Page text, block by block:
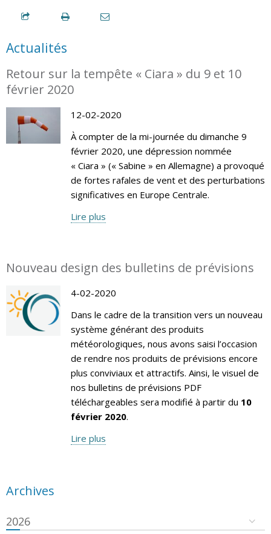
Actualités
Retour sur la tempête « Ciara » du 9 et 10
février 2020
12-02-2020
À compter de la mi-journée du dimanche 9
février 2020, une dépression nommée
« Ciara » (« Sabine » en Allemagne) a provoqué
de fortes rafales de vent et des perturbations
significatives en Europe Centrale.
Lire plus
Nouveau design des bulletins de prévisions
4-02-2020
Dans le cadre de la transition vers un nouveau
système générant des produits
météorologiques, nous avons saisi l’occasion
de rendre nos produits de prévisions encore
plus conviviaux et attractifs. Ainsi, le visuel de
nos bulletins de prévisions PDF
téléchargeables sera modifié à partir du 10
février 2020.
Lire plus
Archives
2026